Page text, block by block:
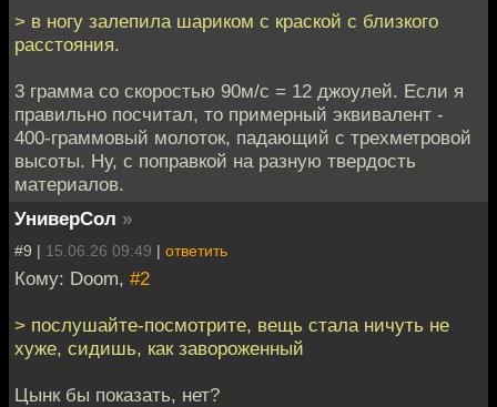
> в ногу залепила шариком с краской с близкого
расстояния.
3 грамма со скоростью 90м/c = 12 джоулей. Если я
правильно посчитал, то примерный эквивалент -
400-граммовый молоток, падающий с трехметровой
высоты. Ну, с поправкой на разную твердость
материалов.
УниверСол »
#9 | 15.06.26 09:49 | ответить
Кому: Doom, #2
> послушайте-посмотрите, вещь стала ничуть не
хуже, сидишь, как завороженный
Цынк бы показать, нет?